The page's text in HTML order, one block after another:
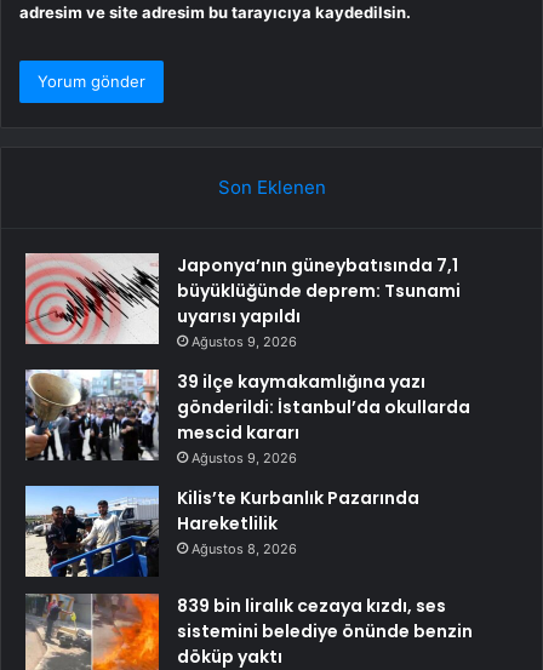
adresim ve site adresim bu tarayıcıya kaydedilsin.
Son Eklenen
Japonya’nın güneybatısında 7,1
büyüklüğünde deprem: Tsunami
uyarısı yapıldı
Ağustos 9, 2026
39 ilçe kaymakamlığına yazı
gönderildi: İstanbul’da okullarda
mescid kararı
Ağustos 9, 2026
Kilis’te Kurbanlık Pazarında
Hareketlilik
Ağustos 8, 2026
839 bin liralık cezaya kızdı, ses
sistemini belediye önünde benzin
döküp yaktı